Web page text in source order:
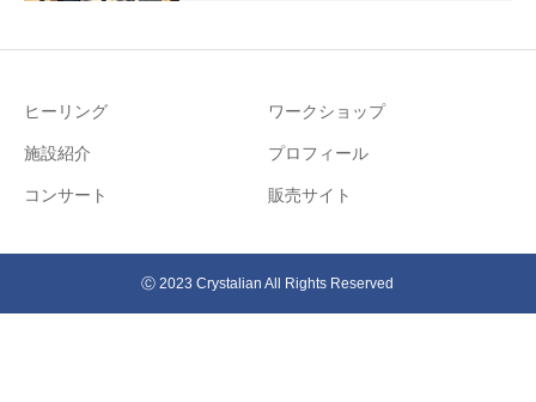
ヒーリング ワークショップ
施設紹介 プロフィール
コンサート 販売サイト
Ⓒ 2023 Crystalian All Rights Reserved